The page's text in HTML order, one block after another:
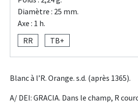
Diamètre : 25 mm.
Axe : 1 h.
RR
TB+
Blanc à l’R. Orange. s.d. (après 1365).
A/ DEI: GRACIA. Dans le champ, R